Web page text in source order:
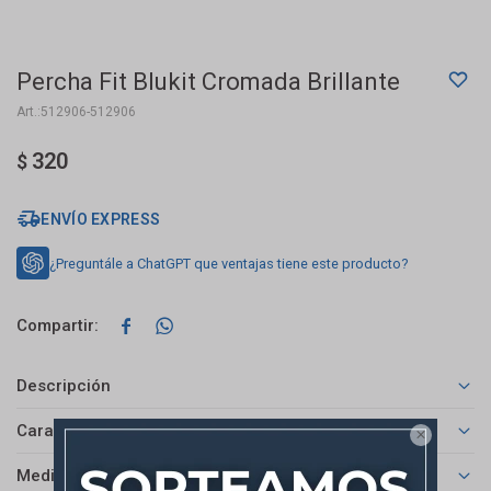

Percha Fit Blukit Cromada Brillante
512906-512906
$ 320
ENVÍO EXPRESS
¿Preguntále a ChatGPT que ventajas tiene este producto?
 
Descripción
Características
Medios de pago